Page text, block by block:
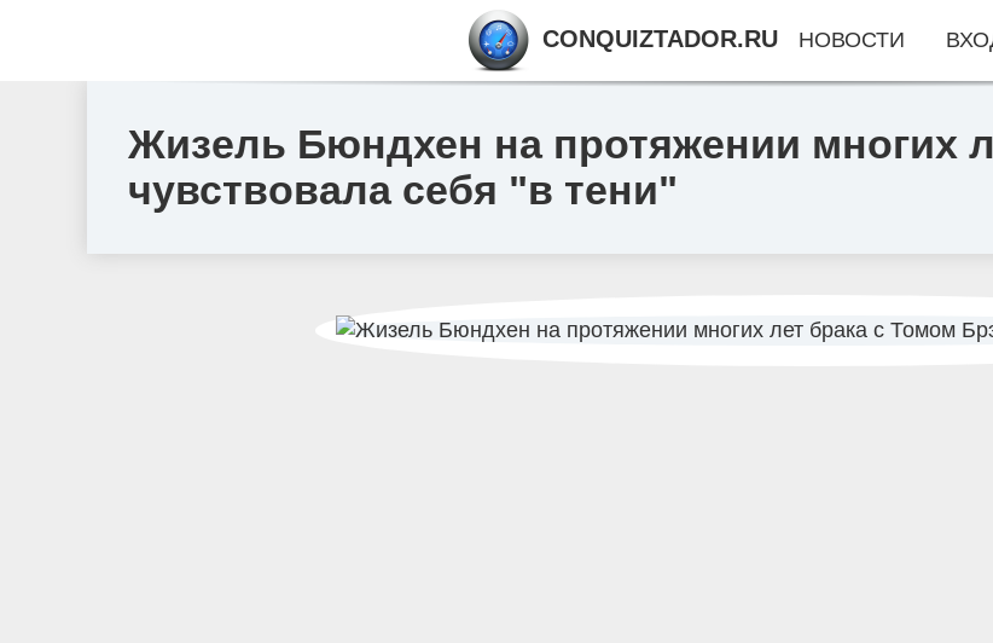
Жизель Бюндхен на протяжении многих
чувствовала себя "в тени"
CONQUIZTADOR.RU НОВОСТИ